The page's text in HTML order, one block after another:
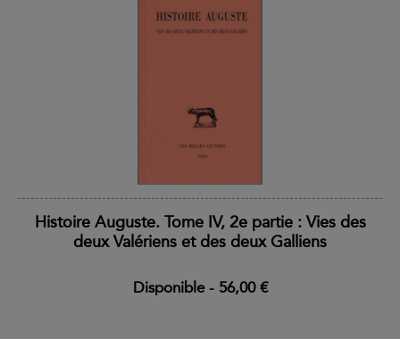
Histoire Auguste. Tome IV, 2e partie : Vies des
deux Valériens et des deux Galliens
Disponible- 56,00 €